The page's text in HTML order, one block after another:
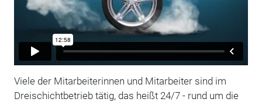
Viele der Mitarbeiterinnen und Mitarbeiter sind im
Dreischichtbetrieb tätig, das heißt 24/7 - rund um die